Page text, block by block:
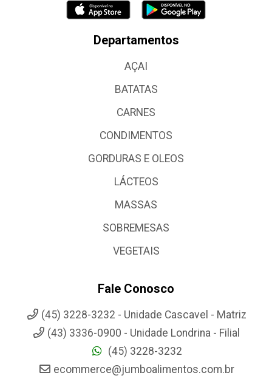
Departamentos
AÇAI
BATATAS
CARNES
CONDIMENTOS
GORDURAS E OLEOS
LÁCTEOS
MASSAS
SOBREMESAS
VEGETAIS
Fale Conosco
(45) 3228-3232 - Unidade Cascavel - Matriz
(43) 3336-0900 - Unidade Londrina - Filial
(45) 3228-3232
ecommerce@jumboalimentos.com.br